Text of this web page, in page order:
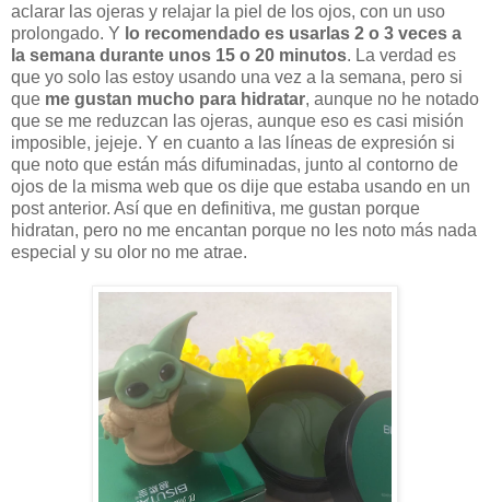
aclarar las ojeras y relajar la piel de los ojos, con un uso
prolongado. Y lo recomendado es usarlas 2 o 3 veces a
la semana durante unos 15 o 20 minutos. La verdad es
que yo solo las estoy usando una vez a la semana, pero si
que me gustan mucho para hidratar, aunque no he notado
que se me reduzcan las ojeras, aunque eso es casi misión
imposible, jejeje. Y en cuanto a las líneas de expresión si
que noto que están más difuminadas, junto al contorno de
ojos de la misma web que os dije que estaba usando en un
post anterior. Así que en definitiva, me gustan porque
hidratan, pero no me encantan porque no les noto más nada
especial y su olor no me atrae.